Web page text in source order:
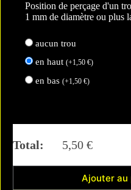
Position de perçage d'un
1 mm de diamètre ou plus
aucun trou
en haut (+1,50 €)
en bas (+1,50 €)
Total: 5,50 €
Ajouter au